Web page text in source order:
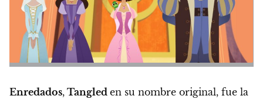
Enredados, Tangled en su nombre original, fue la